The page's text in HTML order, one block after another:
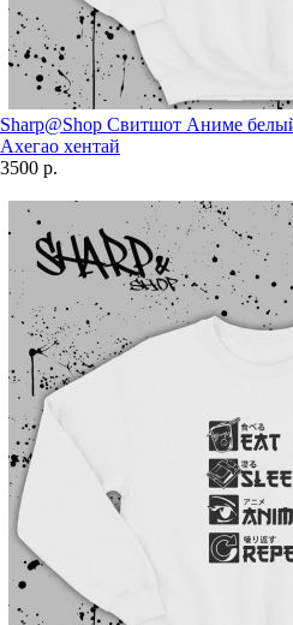
Sharp@Shop Свитшот Аниме
Ахегао хентай
3500 р.